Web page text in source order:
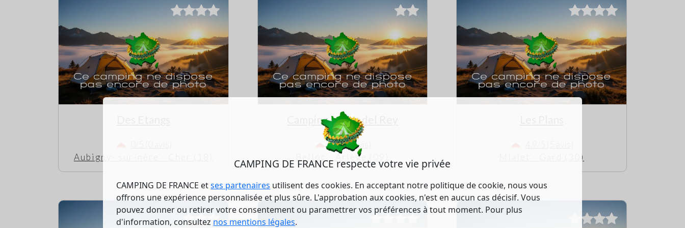
CAMPING DE FRANCE respecte votre vie privée
CAMPING DE FRANCE etses partenaires utilisent des cookies. En acceptant notre politique de cookie, nous vous
offrons une expérience personnalisée et plus sûre. L'approbation aux cookies, n'est en aucun cas décisif. Vous
pouvez donner ou retirer votre consentement ou paramettrer vos préférences à tout moment. Pour plus
d'information, consultez nos mentions légales.
Aubigny- sur-nère - Cher (18)
Camping le Roc del Rey
0/5 (0 avis)
Belloc - Ariège (09)
Mialet - Gard (30)